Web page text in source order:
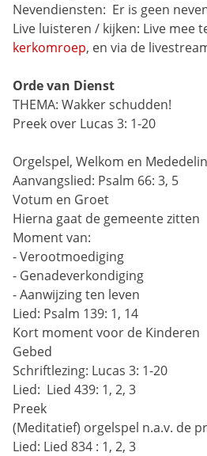
Nevendiensten: Er is geen
Live luisteren / kijken:
kerkomroep, en via de
Orde van Dienst
THEMA: Wakker schudden!
Preek over Lucas 3: 1-20
Orgelspel, Welkom en
Aanvangslied: Psalm 66: 3, 5
Votum en Groet
Hierna gaat de gemeente zitten
Moment van:
- Verootmoediging
- Genadeverkondiging
- Aanwijzing ten leven
Lied: Psalm 139: 1, 14
Kort moment voor de Kinderen
Gebed
Schriftlezing: Lucas 3: 1-20
Lied: Lied 439: 1, 2, 3
Preek
(Meditatief) orgelspel n.a.v. de
Lied: Lied 834 : 1, 2, 3